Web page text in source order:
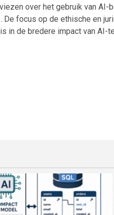
over het gebruik van
focus op de ethische en
in de bredere impact van AI-